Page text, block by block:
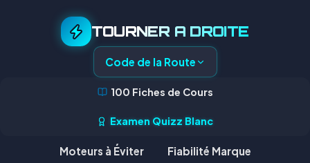
TOURNER A DROITE
Code de la Route
100 Fiches de Cours
Examen Quizz Blanc
Moteurs à Éviter Fiabilité Marque